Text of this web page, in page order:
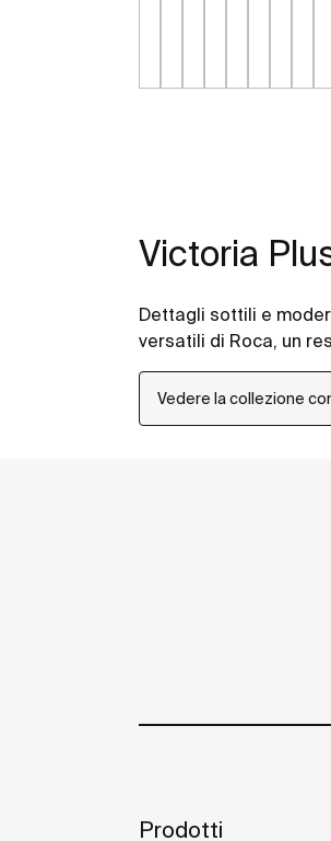
Victoria
Dettagli sottili e
versatili di Roca, un
Vedere la collezione
Prodotti